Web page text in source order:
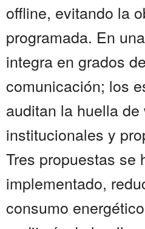
offline, evitando la
programada. En
integra en grados
comunicación; los
auditan la huella de
institucionales y
Tres propuestas se
implementado,
consumo